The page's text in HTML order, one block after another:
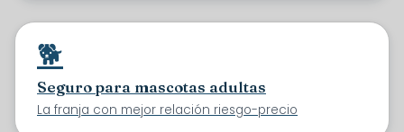
🐕
Seguro para mascotas adultas
La franja con mejor relación riesgo-precio